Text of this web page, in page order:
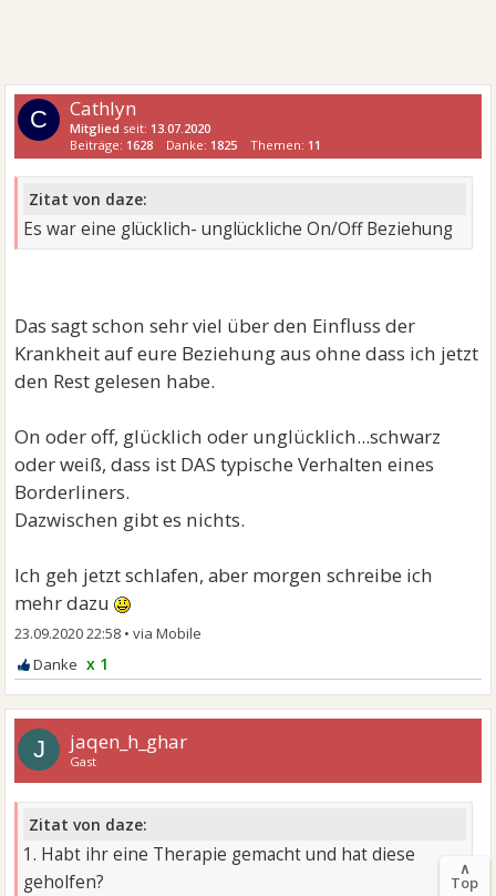
C Cathlyn
Mitglied seit: 13.07.2020
Beiträge: 1628 Danke: 1825 Themen: 11
Zitat von daze:
Es war eine glücklich- unglückliche On/Off Beziehung
Das sagt schon sehr viel über den Einfluss der
Krankheit auf eure Beziehung aus ohne dass ich jetzt
den Rest gelesen habe.
On oder off, glücklich oder unglücklich...schwarz
oder weiß, dass ist DAS typische Verhalten eines
Borderliners.
Dazwischen gibt es nichts.
Ich geh jetzt schlafen, aber morgen schreibe ich
mehr dazu
23.09.2020 22:58 •
x 1
J jaqen_h_ghar
Gast
Zitat von daze:
1. Habt ihr eine Therapie gemacht und hat diese
geholfen?
∧
Top